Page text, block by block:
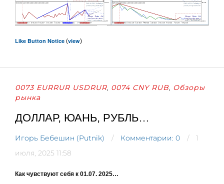
Like Button Notice (view)
0073 EURRUR USDRUR, 0074 CNY RUB, Обзоры
рынка
ДОЛЛАР, ЮАНЬ, РУБЛЬ…
Игорь Бебешин (Putnik) Комментарии: 0
1
июля, 2025 11:58
Как чувствуют себя к 01.07. 2025…